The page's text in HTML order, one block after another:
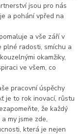
jsou pro nás
a pohání vpřed na
a vše září v
plné radosti, smíchu a
okamžiky,
ve všem, co
pracovní úspěchy
je to rok inovací, růstu
že každý
my jsme zde,
která je nejen